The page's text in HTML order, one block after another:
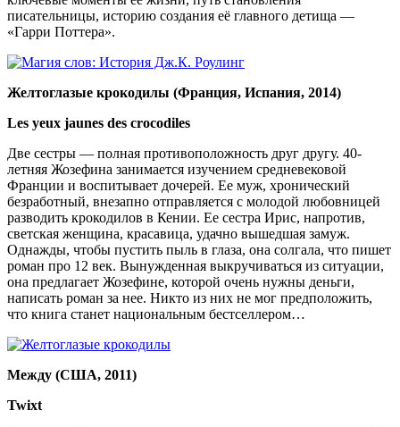
писательницы, историю создания её главного детища —
«Гарри Поттера».
Желтоглазые крокодилы (Франция, Испания, 2014)
Les yeux jaunes des crocodiles
Две сестры — полная противоположность друг другу. 40-
летняя Жозефина занимается изучением средневековой
Франции и воспитывает дочерей. Ее муж, хронический
безработный, внезапно отправляется с молодой любовницей
разводить крокодилов в Кении. Ее сестра Ирис, напротив,
светская женщина, красавица, удачно вышедшая замуж.
Однажды, чтобы пустить пыль в глаза, она солгала, что пишет
роман про 12 век. Вынужденная выкручиваться из ситуации,
она предлагает Жозефине, которой очень нужны деньги,
написать роман за нее. Никто из них не мог предположить,
что книга станет национальным бестселлером…
Между (США, 2011)
Twixt